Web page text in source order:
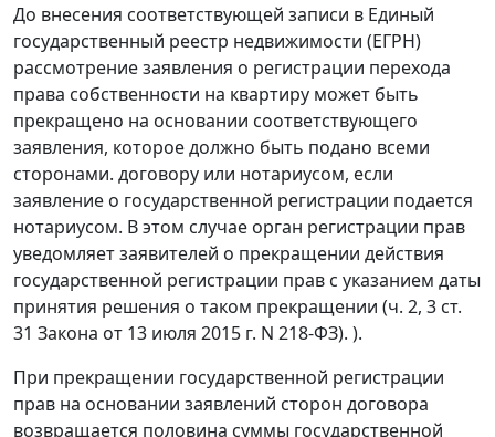
До внесения соответствующей записи в Единый
государственный реестр недвижимости (ЕГРН)
рассмотрение заявления о регистрации перехода
права собственности на квартиру может быть
прекращено на основании соответствующего
заявления, которое должно быть подано всеми
сторонами. договору или нотариусом, если
заявление о государственной регистрации подается
нотариусом. В этом случае орган регистрации прав
уведомляет заявителей о прекращении действия
государственной регистрации прав с указанием даты
принятия решения о таком прекращении (ч. 2, 3 ст.
31 Закона от 13 июля 2015 г. N 218-ФЗ). ).
При прекращении государственной регистрации
прав на основании заявлений сторон договора
возвращается половина суммы государственной